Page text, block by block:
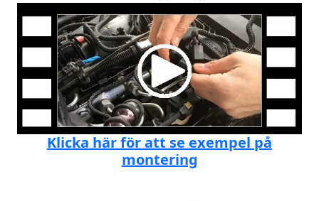
Klicka här för att se exempel på
montering